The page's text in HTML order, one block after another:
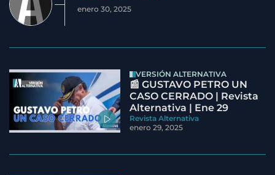
enero 30, 2025
VERSIÓN ALTERNATIVA
📰 GUSTAVO PETRO UN
CASO CERRADO | Revista
Alternativa | Ene 29
Revista Alternativa
enero 29, 2025